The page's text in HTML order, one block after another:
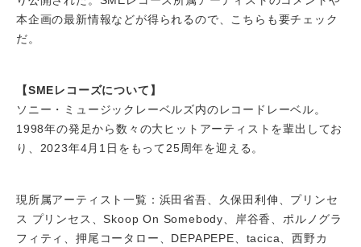
本企画の最新情報などが得られるので、こちらも要チェック
だ。
【SMEレコーズについて】
ソニー・ミュージックレーベルズ内のレコードレーベル。
1998年の発足から数々の大ヒットアーティストを輩出してお
り、2023年4月1日をもって25周年を迎える。
現所属アーティスト一覧：浜田省吾、久保田利伸、プリンセ
ス プリンセス、Skoop On Somebody、岸谷香、ポルノグラ
フィティ、押尾コータロー、DEPAPEPE、tacica、西野カ